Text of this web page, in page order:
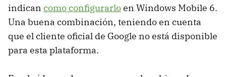
indican como configurarloen Windows Mobile 6.
Una buena combinación, teniendo en cuenta
que el cliente oficial de Google no está disponible
para esta plataforma.